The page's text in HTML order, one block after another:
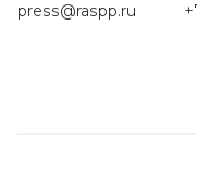
press@raspp.ru